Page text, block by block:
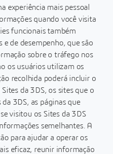
experiência mais pessoal
quando você visita
funcionais também
e de desempenho, que são
sobre o tráfego nos
os usuários utilizam os
recolhida poderá incluir o
da 3DS, os sites que o
3DS, as páginas que
visitou os Sites da 3DS
semelhantes. A
para ajudar a operar os
eficaz, reunir informação